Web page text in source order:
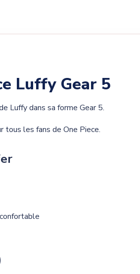
Luffy Gear 5
Luffy dans sa forme Gear 5.
tous les fans de One Piece.